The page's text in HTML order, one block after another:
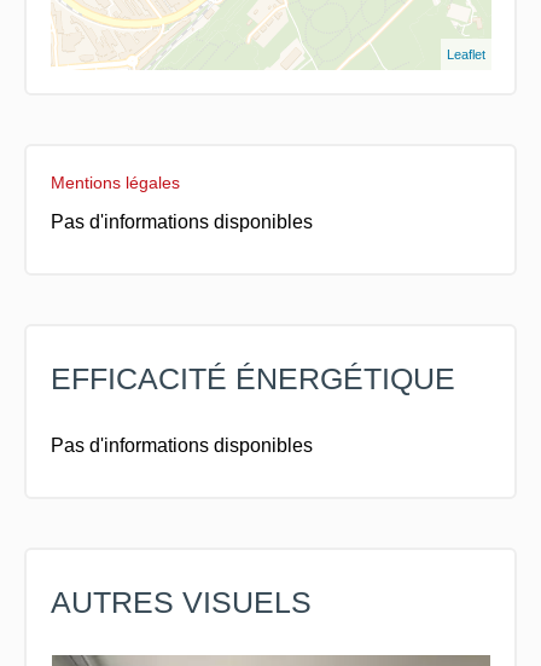
Leaflet
Mentions légales
Pas d'informations disponibles
EFFICACITÉ ÉNERGÉTIQUE
Pas d'informations disponibles
AUTRES VISUELS